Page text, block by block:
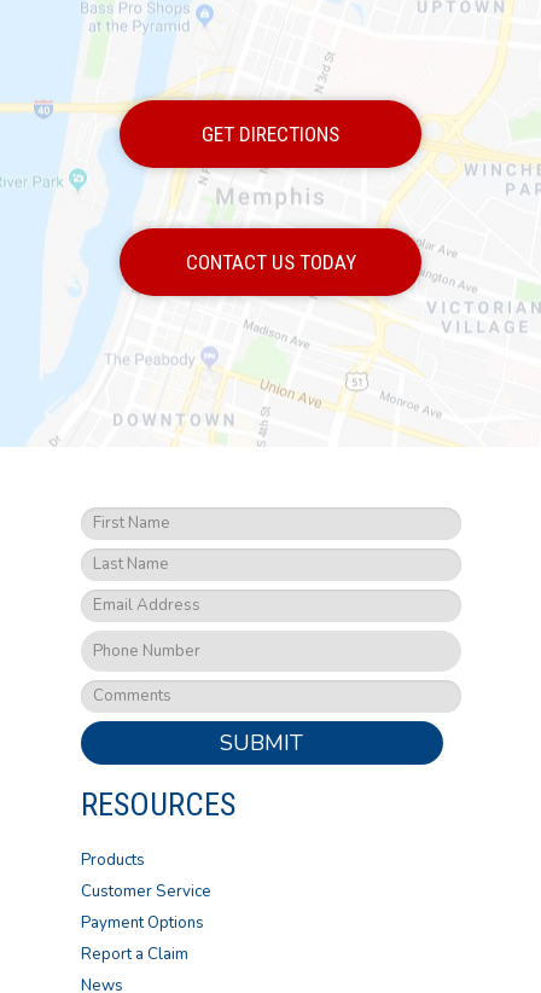
GET DIRECTIONS
CONTACT US TODAY
SUBMIT
RESOURCES
Products
Customer Service
Payment Options
Report a Claim
News